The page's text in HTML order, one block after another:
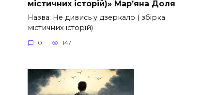
містичних історій)» Мар’яна Доля
Назва: Не дивись у дзеркало ( збірка
містичних історій)
0 147